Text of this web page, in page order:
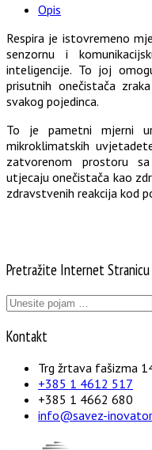
Opis
Respira je istovremeno
senzornu i
inteligencije. To joj
prisutnih onečistača
svakog pojedinca.
To je pametni mjerni
mikroklimatskih
zatvorenom prostoru
utjecaju onečistača kao
zdravstvenih reakcija kod
Pretražite Internet Stranicu
Pretraži:
Kontakt
Trg žrtava fašizma
+385 1 4612 517
+385 1 4662 680
info@savez-